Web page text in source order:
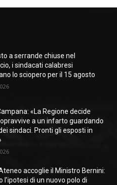
a serrande chiuse nel
i sindacati calabresi
lo sciopero per il 15 agosto
«La Regione decide
a un infarto guardando
sindaci. Pronti gli esposti in
accoglie il Ministro Bernini:
l’ipotesi di un nuovo polo di